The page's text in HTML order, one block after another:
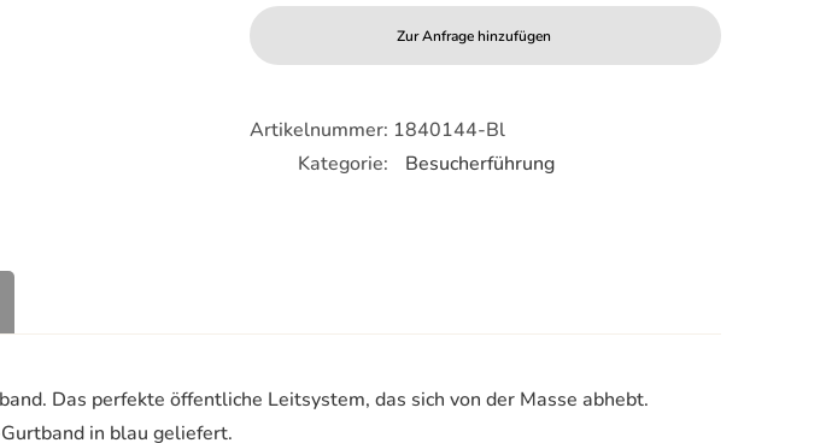
blaues
Band
Zur Anfrage hinzufügen
Artikelnummer: 1840144-Bl
Kategorie:
Besucherführung
Das perfekte öffentliche Leitsystem, das sich von der Masse abhebt.
in blau geliefert.